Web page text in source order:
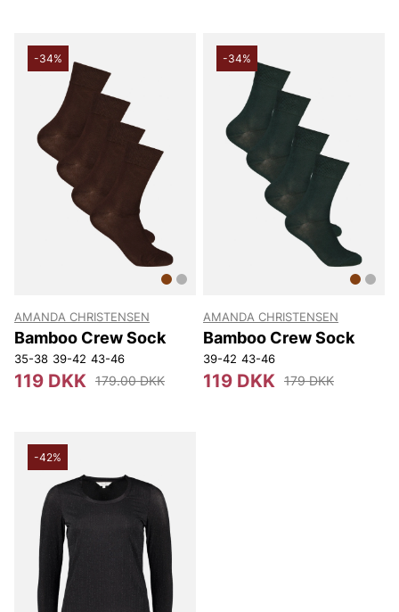
-34%
AMANDA CHRISTENSEN
Bamboo Crew Sock
35-38 39-42 43-46
119 DKK 179.00 DKK
-34%
AMANDA CHRISTENSEN
Bamboo Crew Sock
39-42 43-46
119 DKK 179 DKK
-42%